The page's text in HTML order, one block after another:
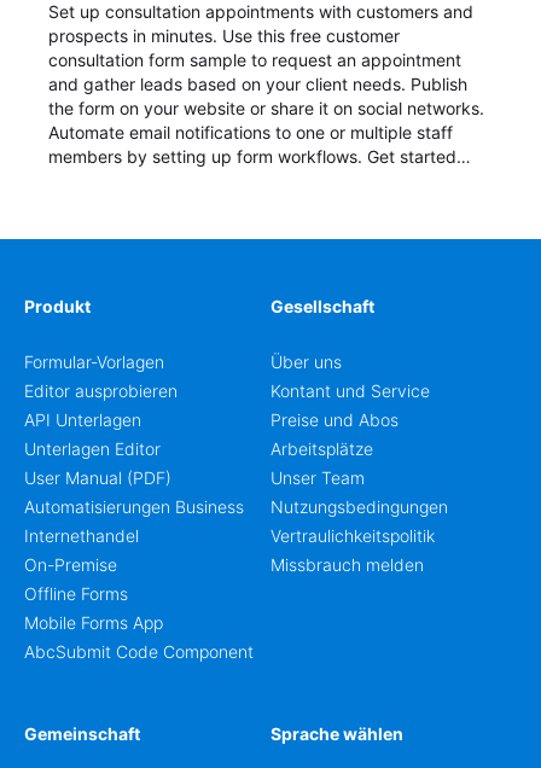
Set up consultation appointments with customers and
prospects in minutes. Use this free customer
consultation form sample to request an appointment
and gather leads based on your client needs. Publish
the form on your website or share it on social networks.
Automate email notifications to one or multiple staff
members by setting up form workflows. Get started
Produkt
Formular-Vorlagen
Editor ausprobieren
API Unterlagen
Unterlagen Editor
User Manual (PDF)
Automatisierungen Business
Internethandel
On-Premise
Offline Forms
Mobile Forms App
AbcSubmit Code Component
Gesellschaft
Über uns
Kontant und Service
Preise und Abos
Arbeitsplätze
Unser Team
Nutzungsbedingungen
Vertraulichkeitspolitik
Missbrauch melden
Gemeinschaft Sprache wählen